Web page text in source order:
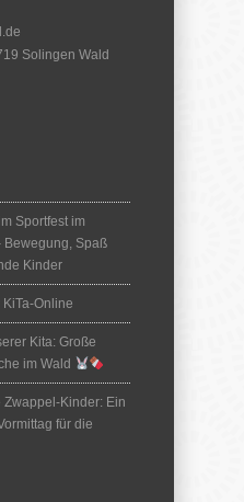
Solingen Wald
Sportfest im
Bewegung, Spaß
Kinder
Online
Kita: Große
im Wald
Zwappel-Kinder: Ein
für die